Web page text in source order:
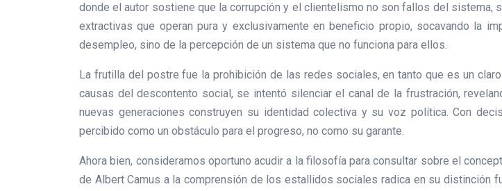
donde el autor sostiene que la corrupción y el clientelismo no son fallos del sistema,
extractivas que operan pura y exclusivamente en beneficio propio, socavando la
desempleo, sino de la percepción de un sistema que no funciona para ellos.
La frutilla del postre fue la prohibición de las redes sociales, en tanto que es un
causas del descontento social, se intentó silenciar el canal de la frustración,
nuevas generaciones construyen su identidad colectiva y su voz política. Con
percibido como un obstáculo para el progreso, no como su garante.
Ahora bien, consideramos oportuno acudir a la filosofía para consultar sobre el
de Albert Camus a la comprensión de los estallidos sociales radica en su distinción